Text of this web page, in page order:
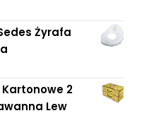
Żyrafa
Kartonowe 2
Lew